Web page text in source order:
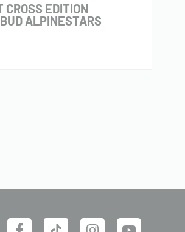
CROSS EDITION
ALPINESTARS